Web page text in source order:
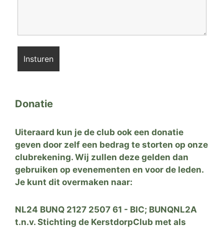
Donatie
Uiteraard kun je de club ook een donatie
geven door zelf een bedrag te storten op onze
clubrekening. Wij zullen deze gelden dan
gebruiken op evenementen en voor de leden.
Je kunt dit overmaken naar:
NL24 BUNQ 2127 2507 61 - BIC; BUNQNL2A
t.n.v. Stichting de KerstdorpClub met als